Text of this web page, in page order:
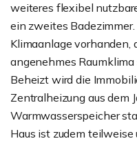
weiteres flexibel
ein zweites
Klimaanlage vorhanden,
angenehmes Raumklima
Beheizt wird die
Zentralheizung aus dem
Warmwasserspeicher
Haus ist zudem